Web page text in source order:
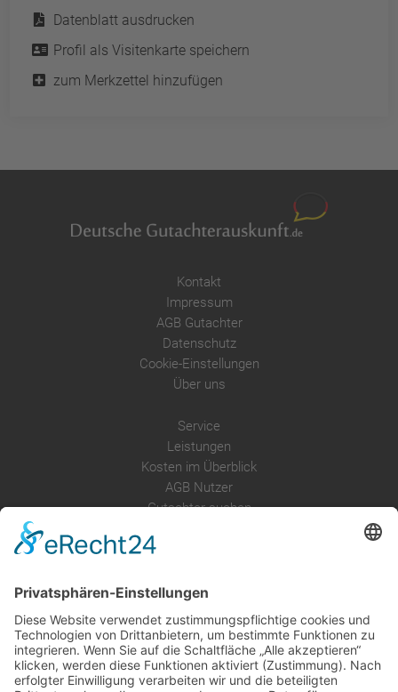
Akzeptieren
powered by Usercentrics Consent
Management Platform
Datenblatt ausdrucken
Profil als Visitenkarte speichern
zum Merkzettel hinzufügen
Kontakt
Impressum
AGB Gutachter
Datenschutz
Cookie-Einstellungen
Über uns
Service
Leistungen
Kosten im Überblick
AGB Nutzer
Gutachter suchen
Anfrage
Presse
Partner: Der DGuSV
als Gutachter eintragen
Infos für Suchende